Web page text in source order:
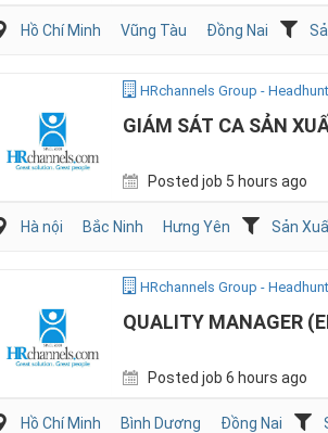
Hồ Chí Minh Vũng Tàu Đồng Nai
HRchannels Group -
GIÁM SÁT CA SẢN
Posted job 5 hours ago
Hà nội Bắc Ninh Hưng Yên Sản
HRchannels Group -
QUALITY MANAGER
Posted job 6 hours ago
Hồ Chí Minh Bình Dương Đồng Nai